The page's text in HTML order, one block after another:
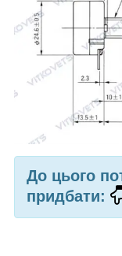
До цього
придбати: